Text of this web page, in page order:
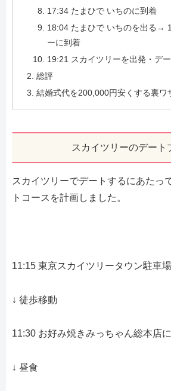
17:34 たまひで いちのに到着
18:04 たまひで いちのを出る→
ーに到着
19:21 スカイツリーを出発・デ
総評
結婚式代を200,000円安くする裏ワ
スカイツリーのデート
スカイツリーでデートするにあたっ
トコースを計画しました。
11:15 東京スカイツリータウン駐車
↓ 徒歩移動
11:30 お好み焼きみっちゃん総本店
↓ 昼食